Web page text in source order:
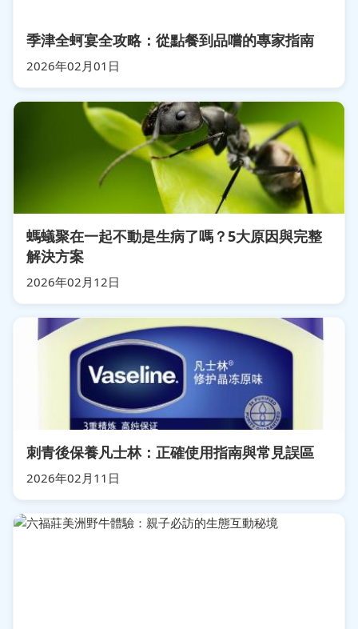
季津全蚵宴全攻略：從點餐到品嚐的專家指南
2026年02月01日
螞蟻聚在一起不動是生病了嗎？5大原因與完整
解決方案
2026年02月12日
刺青後保養凡士林：正確使用指南與常見誤區
2026年02月11日